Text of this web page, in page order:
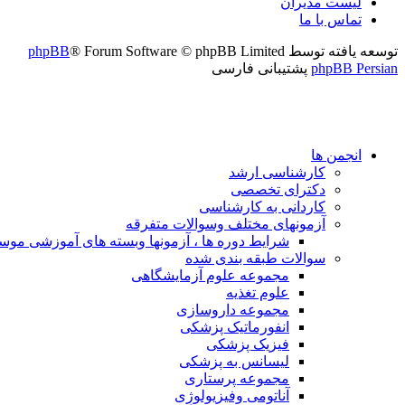
تماس با ما
توسعه یافته توسط phpBB® Forum Software © phpBB Limited
phpBB Persian پشتیبانی فارسی
انجمن ها
کارشناسی ارشد
دکترای تخصصی
کاردانی به کارشناسی
آزمونهای مختلف وسوالات متفرقه
شرایط دوره ها ، آزمونها وبسته های آموزشی
سوالات طبقه بندی شده
مجموعه علوم آزمایشگاهی
علوم تغذیه
مجموعه داروسازی
انفورماتیک پزشکی
فیزیک پزشکی
لیسانس به پزشکی
مجموعه پرستاری
آناتومی وفیزیولوژِی